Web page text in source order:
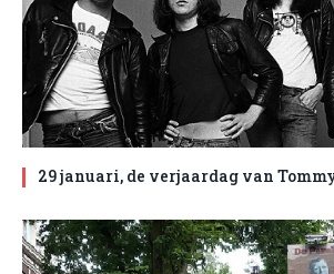
29 januari, de verjaardag van